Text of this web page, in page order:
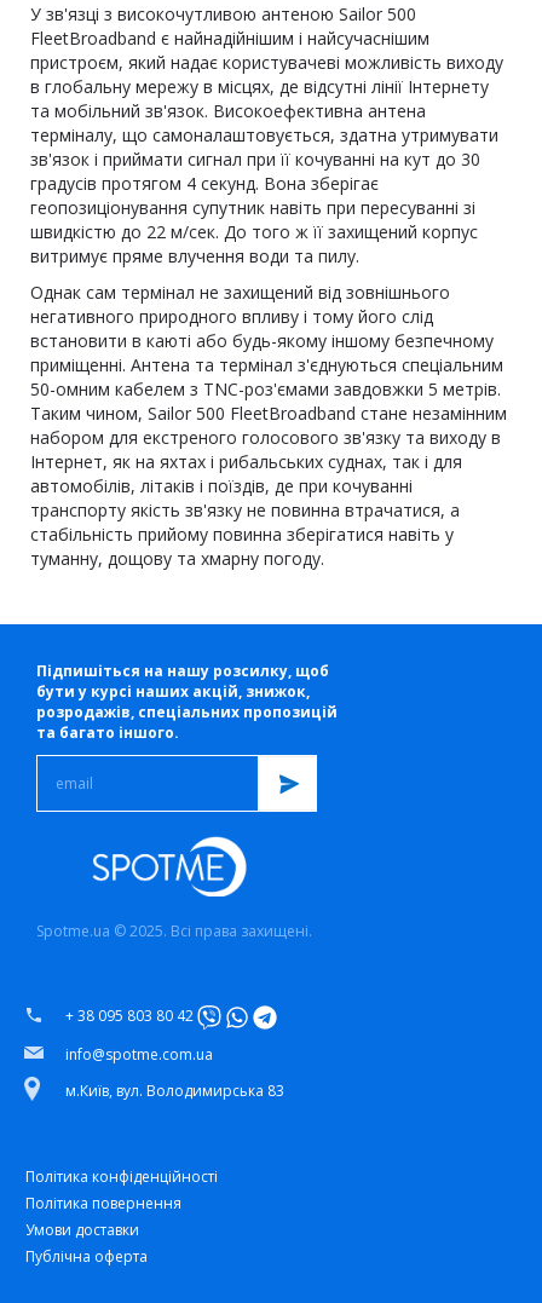
У зв'язці з високочутливою антеною Sailor 500
FleetBroadband є найнадійнішим і найсучаснішим
пристроєм, який надає користувачеві можливість виходу
в глобальну мережу в місцях, де відсутні лінії Інтернету
та мобільний зв'язок. Високоефективна антена
терміналу, що самоналаштовується, здатна утримувати
зв'язок і приймати сигнал при її кочуванні на кут до 30
градусів протягом 4 секунд. Вона зберігає
геопозиціонування супутник навіть при пересуванні зі
швидкістю до 22 м/сек. До того ж її захищений корпус
витримує пряме влучення води та пилу.
Однак сам термінал не захищений від зовнішнього
негативного природного впливу і тому його слід
встановити в каюті або будь-якому іншому безпечному
приміщенні. Антена та термінал з'єднуються спеціальним
50-омним кабелем з TNC-роз'ємами завдовжки 5 метрів.
Таким чином, Sailor 500 FleetBroadband стане незамінним
набором для екстреного голосового зв'язку та виходу в
Інтернет, як на яхтах і рибальських суднах, так і для
автомобілів, літаків і поїздів, де при кочуванні
транспорту якість зв'язку не повинна втрачатися, а
стабільність прийому повинна зберігатися навіть у
туманну, дощову та хмарну погоду.
Підпишіться на нашу розсилку, щоб
бути у курсі наших акцій, знижок,
розродажів, спеціальних пропозицій
та багато іншого.
Spotme.ua © 2025. Всі права захищені.
+ 38 095 803 80 42
info@spotme.com.ua
м.Київ, вул. Володимирська 83
Політика конфіденційності
Політика повернення
Умови доставки
Публічна оферта